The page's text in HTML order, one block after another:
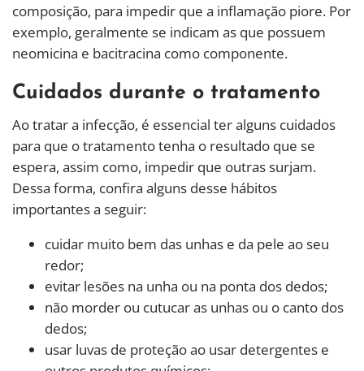
composição, para impedir que a inflamação piore. Por
exemplo, geralmente se indicam as que possuem
neomicina e bacitracina como componente.
Cuidados durante o tratamento
Ao tratar a infecção, é essencial ter alguns cuidados
para que o tratamento tenha o resultado que se
espera, assim como, impedir que outras surjam.
Dessa forma, confira alguns desse hábitos
importantes a seguir:
cuidar muito bem das unhas e da pele ao seu
redor;
evitar lesões na unha ou na ponta dos dedos;
não morder ou cutucar as unhas ou o canto dos
dedos;
usar luvas de proteção ao usar detergentes e